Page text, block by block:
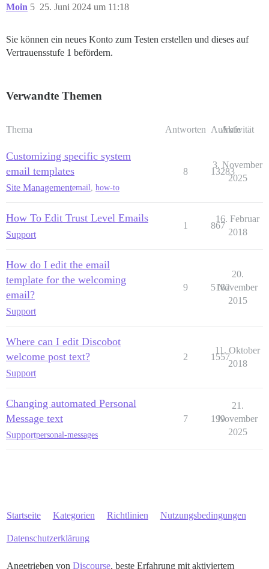
Moin 25. Juni 2024 um 11:18
5
Sie können ein neues Konto zum Testen erstellen und dieses auf
Vertrauensstufe 1 befördern.
Verwandte Themen
Thema Antworten Aufrufe
Aktivität
Customizing specific system
email templates
Site Managementemail, how-to
8 13283
3. November
2025
How To Edit Trust Level Emails
Support
1 867
16. Februar
2018
How do I edit the email
template for the welcoming
email?
Support
9 5182
20.
November
2015
Where can I edit Discobot
welcome post text?
Support
2 1557
11. Oktober
2018
Changing automated Personal
Message text
Supportpersonal-messages
7 199
21.
November
2025
Startseite Kategorien Richtlinien Nutzungsbedingungen
Datenschutzerklärung
Angetrieben von Discourse, beste Erfahrung mit aktiviertem